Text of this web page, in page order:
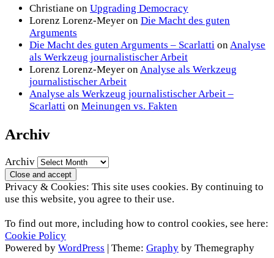
Christiane on Upgrading Democracy
Lorenz Lorenz-Meyer on Die Macht des guten
Arguments
Die Macht des guten Arguments – Scarlatti onAnalyse
als Werkzeug journalistischer Arbeit
Lorenz Lorenz-Meyer onAnalyse als Werkzeug
journalistischer Arbeit
Analyse als Werkzeug journalistischer Arbeit –
Scarlatti on Meinungen vs. Fakten
Archiv
Archiv
Privacy & Cookies: This site uses cookies. By continuing to
use this website, you agree to their use.
To find out more, including how to control cookies, see here:
Cookie Policy
Powered by WordPress | Theme: Graphy by Themegraphy